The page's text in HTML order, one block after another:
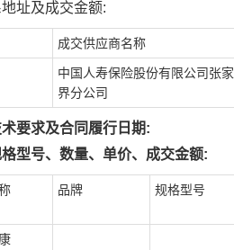
址及成交金额:
成交供应商名称
中国人寿保险股份有限公司张家
界分公司
要求及合同履行日期:
型号、数量、单价、成交金额:
品牌 规格型号